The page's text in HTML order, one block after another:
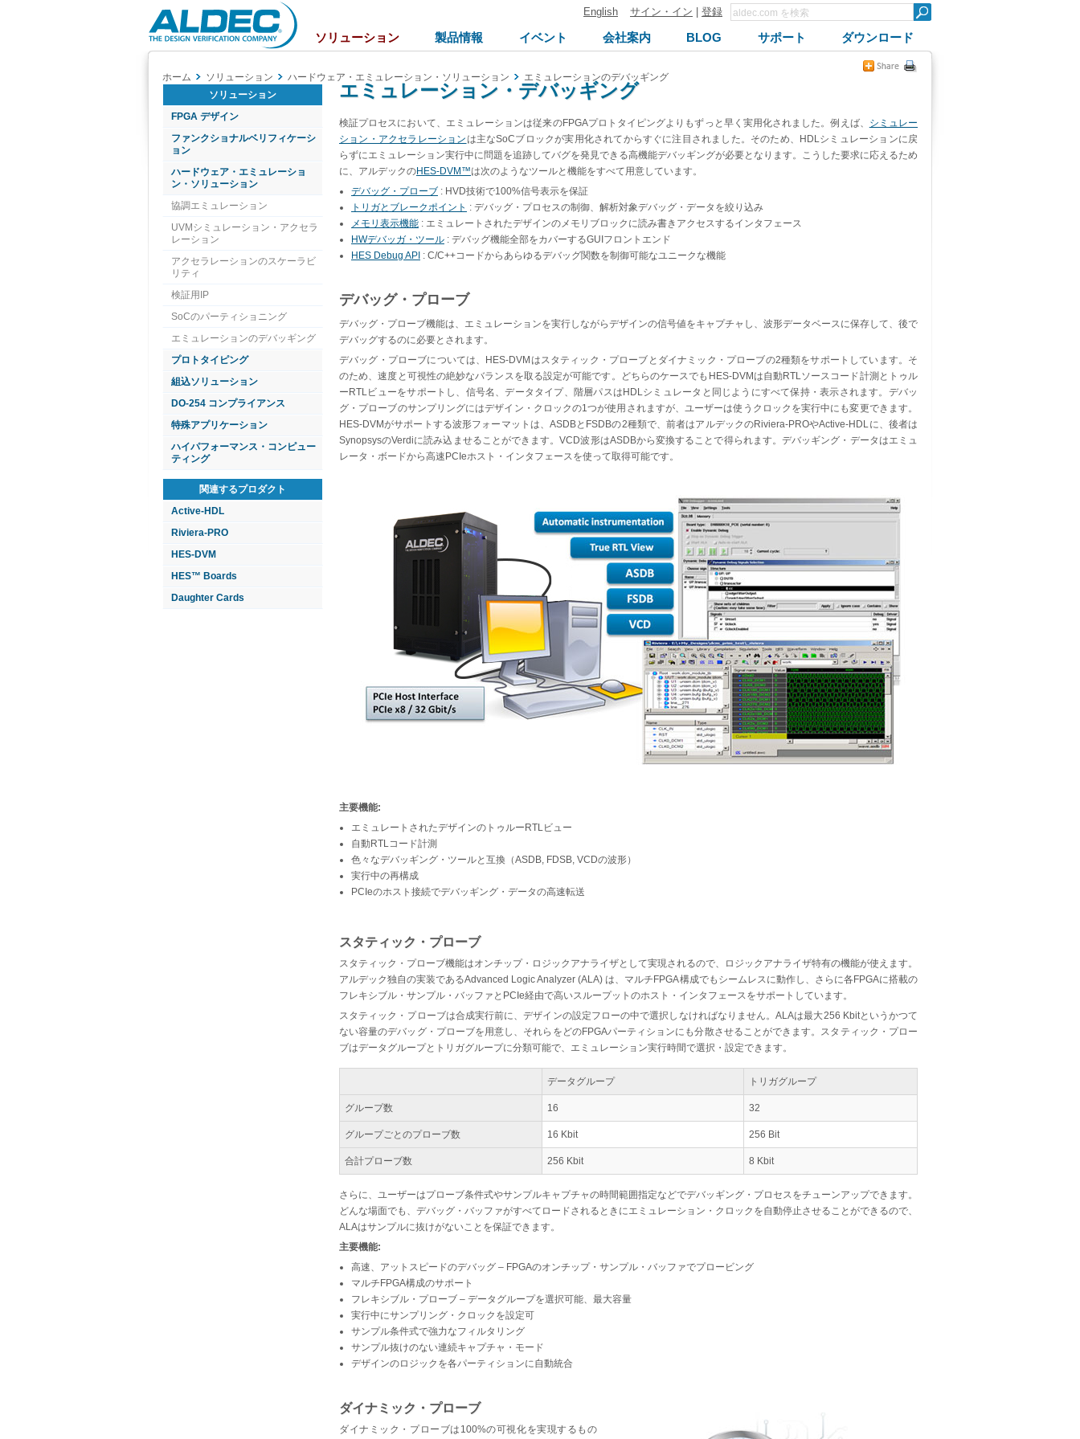
Aldec
Logo
English サイン・イン 登録
ソリューション 製品情報 イベント 会社案内 BLOG サポート ダウンロード
ホーム ソリューション ハードウェア・エミュレーション・ソリューション
エミュレーションのデバッギング
ソリューション
FPGA デザイン
ファンクショナルベリフィケーシ
ョン
ハードウェア・エミュレーショ
ン・ソリューション
協調エミュレーション
UVMシミュレーション・アクセラ
レーション
アクセラレーションのスケーラビ
リティ
検証用IP
SoCのパーティショニング
エミュレーションのデバッギング
プロトタイピング
組込ソリューション
DO-254 コンプライアンス
特殊アプリケーション
ハイパフォーマンス・コンピュー
ティング
関連するプロダクト
Active-HDL
Riviera-PRO
HES-DVM
HES™ Boards
Daughter Cards
エミュレーション・デバッギング
検証プロセスにおいて、エミュレーションは従来のFPGAプロトタイピングよりもずっと早く実用化されました。例えば、 シミュレー
ション・アクセラレーションは主なSoCブロックが実用化されてからすぐに注目されました。そのため、HDLシミュレーションに戻
らずにエミュレーション実行中に問題を追跡してバグを発見できる高機能デバッギングが必要となります。こうした要求に応えるため
に、アルデックのHES-DVM™は次のようなツールと機能をすべて用意しています。
デバッグ・プローブ : HVD技術で100%信号表示を保証
トリガとブレークポイント : デバッグ・プロセスの制御、解析対象デバッグ・データを絞り込み
メモリ表示機能 : エミュレートされたデザインのメモリブロックに読み書きアクセスするインタフェース
HWデバッガ・ツール : デバッグ機能全部をカバーするGUIフロントエンド
HES Debug API : C/C++コードからあらゆるデバッグ関数を制御可能なユニークな機能
デバッグ・プローブ
デバッグ・プローブ機能は、エミュレーションを実行しながらデザインの信号値をキャプチャし、波形データベースに保存して、後で
デバッグするのに必要とされます。
デバッグ・プローブについては、HES-DVMはスタティック・プローブとダイナミック・プローブの2種類をサポートしています。そ
のため、速度と可視性の絶妙なバランスを取る設定が可能です。どちらのケースでもHES-DVMは自動RTLソースコード計測とトゥル
ーRTLビューをサポートし、信号名、データタイプ、階層パスはHDLシミュレータと同じようにすべて保持・表示されます。デバッ
グ・プローブのサンプリングにはデザイン・クロックの1つが使用されますが、ユーザーは使うクロックを実行中にも変更できます。
HES-DVMがサポートする波形フォーマットは、ASDBとFSDBの2種類で、前者はアルデックのRiviera-PROやActive-HDLに、後者は
SynopsysのVerdiに読み込ませることができます。VCD波形はASDBから変換することで得られます。デバッギング・データはエミュ
レータ・ボードから高速PCIeホスト・インタフェースを使って取得可能です。
主要機能:
エミュレートされたデザインのトゥルーRTLビュー
自動RTLコード計測
色々なデバッギング・ツールと互換（ASDB, FDSB, VCDの波形）
実行中の再構成
PCIeのホスト接続でデバッギング・データの高速転送
スタティック・プローブ
スタティック・プローブ機能はオンチップ・ロジックアナライザとして実現されるので、ロジックアナライザ特有の機能が使えます。
アルデック独自の実装であるAdvanced Logic Analyzer (ALA) は、マルチFPGA構成でもシームレスに動作し、さらに各FPGAに搭載の
フレキシブル・サンプル・バッファとPCIe経由で高いスループットのホスト・インタフェースをサポートしています。
スタティック・プローブは合成実行前に、デザインの設定フローの中で選択しなければなりません。ALAは最大256 Kbitというかつて
ない容量のデバッグ・プローブを用意し、それらをどのFPGAパーティションにも分散させることができます。スタティック・プロー
ブはデータグループとトリガグループに分類可能で、エミュレーション実行時間で選択・設定できます。
データグループ トリガグループ
グループ数 16 32
グループごとのプローブ数 16 Kbit 256 Bit
合計プローブ数 256 Kbit 8 Kbit
さらに、ユーザーはプローブ条件式やサンプルキャプチャの時間範囲指定などでデバッギング・プロセスをチューンアップできます。
どんな場面でも、デバッグ・バッファがすべてロードされるときにエミュレーション・クロックを自動停止させることができるので、
ALAはサンプルに抜けがないことを保証できます。
主要機能:
高速、アットスピードのデバッグ – FPGAのオンチップ・サンプル・バッファでプロービング
マルチFPGA構成のサポート
フレキシブル・プローブ – データグループを選択可能、最大容量
実行中にサンプリング・クロックを設定可
サンプル条件式で強力なフィルタリング
サンプル抜けのない連続キャプチャ・モード
デザインのロジックを各パーティションに自動統合
ダイナミック・プローブ
ダイナミック・プローブは100%の可視化を実現するもの